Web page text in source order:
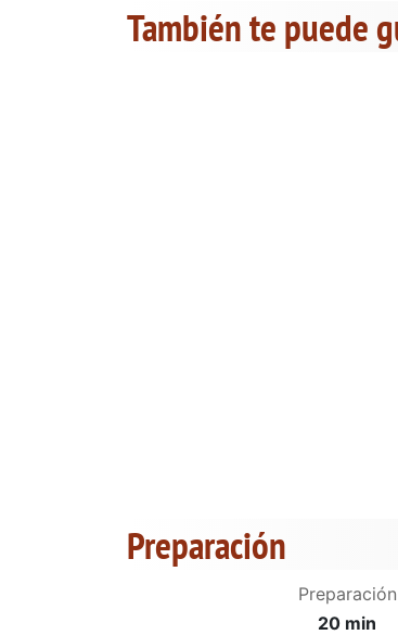
También te puede
Preparación
Preparación
20 min